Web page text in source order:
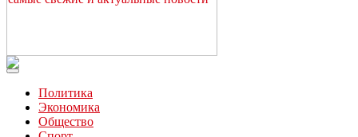
Читайте последние новости дня в Тульской области на сайте
Политика
Экономика
Общество